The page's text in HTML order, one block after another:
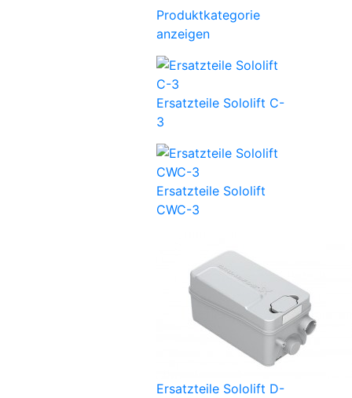
Produktkategorie
anzeigen
Ersatzteile Sololift C-
3
Ersatzteile Sololift
CWC-3
Ersatzteile Sololift D-